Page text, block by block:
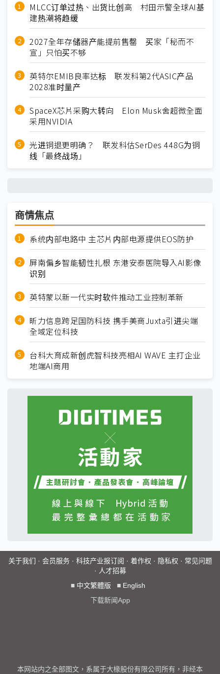
MLCC订单过热、出货比创高 村田示警全球AI基
建热潮将趋缓
2027全年存储器产能提前售罄 买家「秘而不
宣」只怕买不够
英特尔EMIB良率达标 联发科第2代ASIC产品
2028准时量产
SpaceX芯片采购大转向 Elon Musk舍超微全面
采用NVIDIA
光进铜退更明确？ 联发科估SerDes 448G为铜
线「最终战场」
商情焦点
系统内部电路中 主芯片内部电源提供EOS防护
屏南偏乡智能韧性扎根 东港安泰医院导入AI影像
识别
英特蒙以新一代实时软件推动工业控制革新
昕力信息跨足国防科技 携手美商Juxta引进尖端
全域定位科技
台科大育成新创虎智科技亮相AI WAVE 主打企业
地端AI商用
关于我们 · 会员服务· 科技产业报订阅 · 着作权 · 隐私权 · 常见问题
· 人才招募
■ 中文繁體版 ■ English
下载新闻App
本网站内之全部图文，系属于大椽股份有限公司所有，非经本